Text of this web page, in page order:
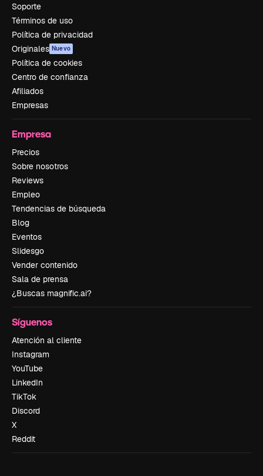
Soporte
Términos de uso
Política de privacidad
Originales Nuevo
Política de cookies
Centro de confianza
Afiliados
Empresas
Empresa
Precios
Sobre nosotros
Reviews
Empleo
Tendencias de búsqueda
Blog
Eventos
Slidesgo
Vender contenido
Sala de prensa
¿Buscas magnific.ai?
Síguenos
Atención al cliente
Instagram
YouTube
LinkedIn
TikTok
Discord
X
Reddit